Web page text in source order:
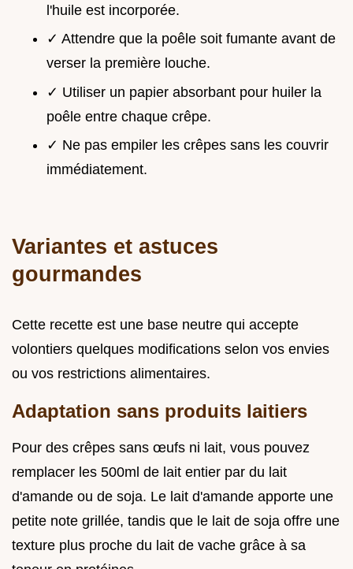
l'huile est incorporée.
✓ Attendre que la poêle soit fumante avant de
verser la première louche.
✓ Utiliser un papier absorbant pour huiler la
poêle entre chaque crêpe.
✓ Ne pas empiler les crêpes sans les couvrir
immédiatement.
Variantes et astuces
gourmandes
Cette recette est une base neutre qui accepte
volontiers quelques modifications selon vos envies
ou vos restrictions alimentaires.
Adaptation sans produits laitiers
Pour des crêpes sans œufs ni lait, vous pouvez
remplacer les 500ml de lait entier par du lait
d'amande ou de soja. Le lait d'amande apporte une
petite note grillée, tandis que le lait de soja offre une
texture plus proche du lait de vache grâce à sa